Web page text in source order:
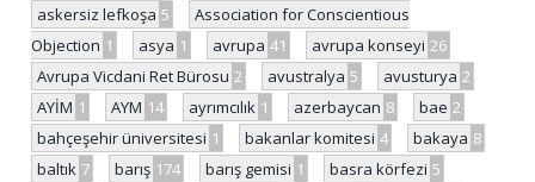
askersiz lefkoşa 5
Association for Conscientious
Objection 1 asya 1 avrupa 41 avrupa konseyi 26
Avrupa Vicdani Ret Bürosu 2 avustralya 5 avusturya 2
AYİM 1 AYM 14 ayrımcılık 1 azerbaycan 8 bae 2
bahçeşehir üniversitesi 1 bakanlar komitesi 4 bakaya 8
baltık 7 barış 174 barış gemisi 1 basra körfezi 5